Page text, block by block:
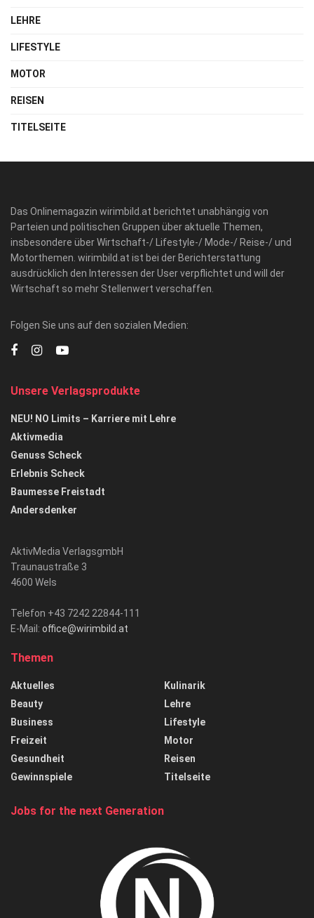
LEHRE
LIFESTYLE
MOTOR
REISEN
TITELSEITE
Das Onlinemagazin wirimbild.at berichtet unabhängig von
Parteien und politischen Gruppen über aktuelle Themen,
insbesondere über Wirtschaft-/ Lifestyle-/ Mode-/ Reise-/ und
Motorthemen. wirimbild.at ist bei der Berichterstattung
ausdrücklich den Interessen der User verpflichtet und will der
Wirtschaft so mehr Stellenwert verschaffen.
Folgen Sie uns auf den sozialen Medien:
Unsere Verlagsprodukte
NEU! NO Limits – Karriere mit Lehre
Aktivmedia
Genuss Scheck
Erlebnis Scheck
Baumesse Freistadt
Andersdenker
AktivMedia VerlagsgmbH
Traunaustraße 3
4600 Wels
Telefon +43 7242 22844-111
E-Mail: office@wirimbild.at
Themen
Aktuelles
Beauty
Business
Freizeit
Gesundheit
Gewinnspiele
Kulinarik
Lehre
Lifestyle
Motor
Reisen
Titelseite
Jobs for the next Generation